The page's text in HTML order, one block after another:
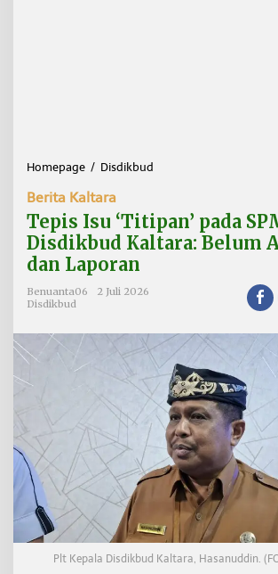
Homepage / Disdikbud
s
I
p
a
n
d
M
B
Berita Kaltara
Tepis Isu ‘Titipan’ pada
Disdikbud Kaltara: Belum
dan Laporan
Benuanta06
2 Juli 2026
Disdikbud
Plt Kepala Disdikbud Kaltara, Hasanuddin.